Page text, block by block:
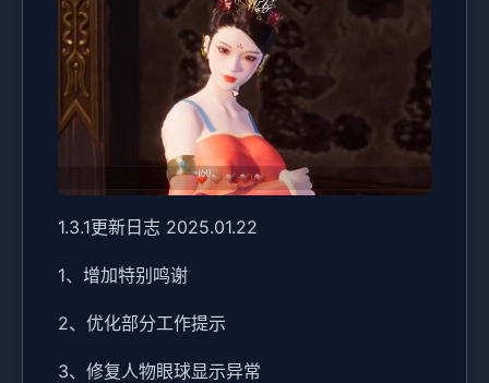
1.3.1更新日志 2025.01.22
1、增加特别鸣谢
2、优化部分工作提示
3、修复人物眼球显示异常